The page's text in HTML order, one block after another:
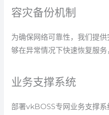
容灾备份机制
为确保网络可靠性，我们提
够在异常情况下快速恢复服务
业务支撑系统
部署vkBOSS专网业务支撑系